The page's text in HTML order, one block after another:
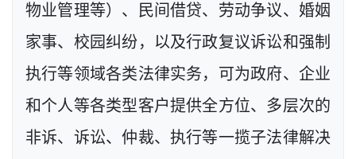
物业管理等）、民间借贷、劳动争议、婚姻
家事、校园纠纷，以及行政复议诉讼和强制
执行等领域各类法律实务，可为政府、企业
和个人等各类型客户提供全方位、多层次的
非诉、诉讼、仲裁、执行等一揽子法律解决